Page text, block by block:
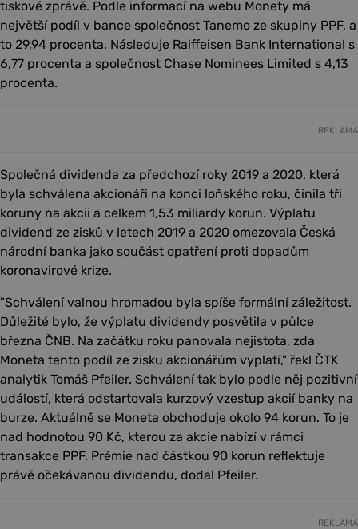
tiskové zprávě. Podle informací na webu Monety má
největší podíl v bance společnost Tanemo ze skupiny PPF, a
to 29,94 procenta. Následuje Raiffeisen Bank International s
6,77 procenta a společnost Chase Nominees Limited s 4,13
procenta.
REKLAMA
Společná dividenda za předchozí roky 2019 a 2020, která
byla schválena akcionáři na konci loňského roku, činila tři
koruny na akcii a celkem 1,53 miliardy korun. Výplatu
dividend ze zisků v letech 2019 a 2020 omezovala Česká
národní banka jako součást opatření proti dopadům
koronavirové krize.
"Schválení valnou hromadou byla spíše formální záležitost.
Důležité bylo, že výplatu dividendy posvětila v půlce
března ČNB. Na začátku roku panovala nejistota, zda
Moneta tento podíl ze zisku akcionářům vyplatí," řekl ČTK
analytik Tomáš Pfeiler. Schválení tak bylo podle něj pozitivní
událostí, která odstartovala kurzový vzestup akcií banky na
burze. Aktuálně se Moneta obchoduje okolo 94 korun. To je
nad hodnotou 90 Kč, kterou za akcie nabízí v rámci
transakce PPF. Prémie nad částkou 90 korun reflektuje
právě očekávanou dividendu, dodal Pfeiler.
REKLAMA